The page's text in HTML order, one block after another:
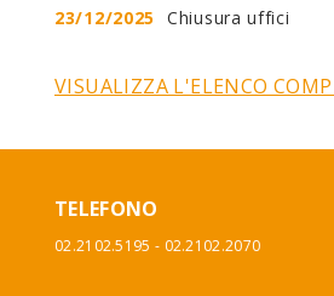
23/12/2025 Chiusura uffici
VISUALIZZA L'ELENCO
TELEFONO
02.2102.5195 - 02.2102.2070